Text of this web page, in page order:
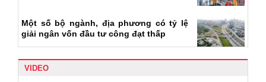
Một số bộ ngành, địa phương có tỷ lệ
giải ngân vốn đầu tư công đạt thấp
VIDEO